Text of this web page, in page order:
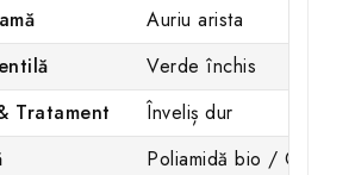
Auriu arista
Verde închis
Tratament
Înveliș dur
Poliamidă bio /